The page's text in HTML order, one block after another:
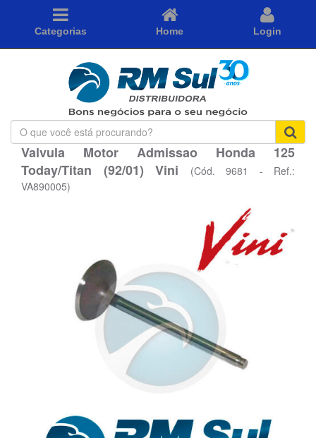
Categorias Home Login
O
que
você
está
procurando?
Valvula Motor Admissao Honda 125
Today/Titan (92/01) Vini
(Cód. 9681 - Ref.:
VA890005)